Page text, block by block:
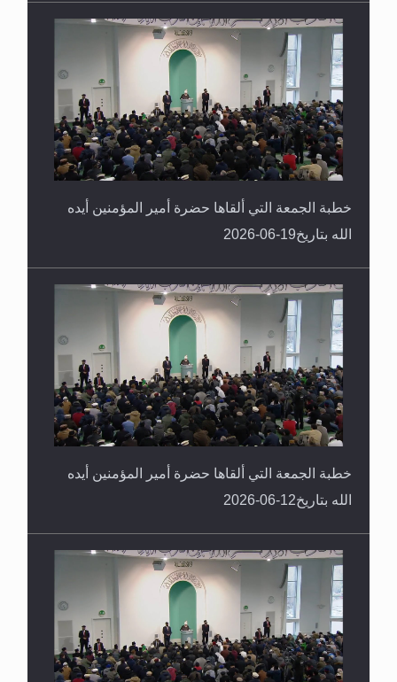
خطبة الجمعة التي ألقاها حضرة أمير المؤمنين أيده
الله بتاريخ19-06-2026
خطبة الجمعة التي ألقاها حضرة أمير المؤمنين أيده
الله بتاريخ12-06-2026